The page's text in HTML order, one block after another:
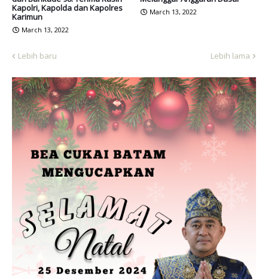
Kapolri, Kapolda dan Kapolres
Karimun
March 13, 2022
March 13, 2022
Lebih baru Lebih lama